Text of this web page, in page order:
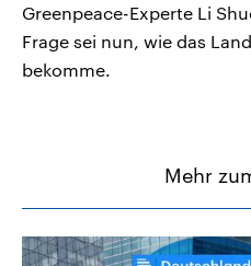
Greenpeace-Experte Li
Frage sei nun, wie das
bekomme.
Mehr